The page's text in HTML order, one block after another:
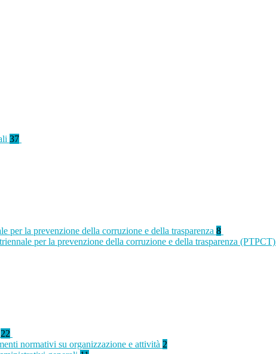
37
per la prevenzione della corruzione e della trasparenza 8
per la prevenzione della corruzione e della trasparenza (PTPCT)
22
normativi su organizzazione e attività 2